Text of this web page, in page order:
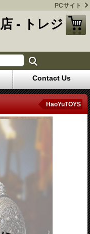
PCサイト
- トレジ
Contact Us
HaoYuTOYS